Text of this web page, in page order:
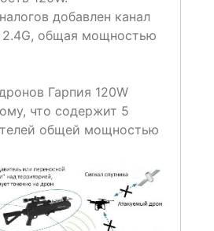
добавлен канал
2.4G, общая мощностью
Гарпия 120W
что содержит 5
общей мощностью